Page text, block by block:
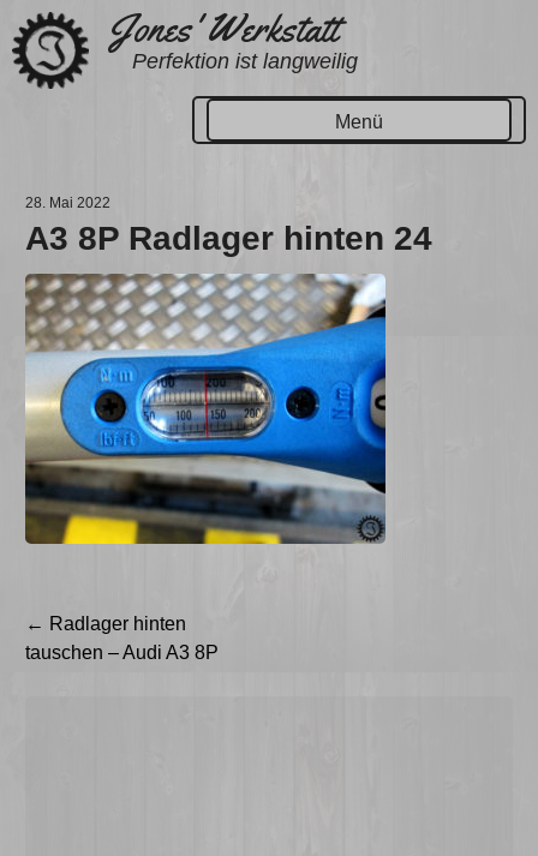
Zum
Inhalt
springen
Jones' Werkstatt
Perfektion ist langweilig
Menü
28. Mai 2022
A3 8P Radlager hinten 24
Beitragsnavigation
← Radlager hinten
tauschen – Audi A3 8P